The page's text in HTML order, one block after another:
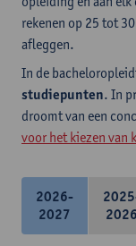
rekenen op 25 tot
afleggen.
In de
studiepunten. In
droomt van een
voor het kiezen van
2026-
2027
2026